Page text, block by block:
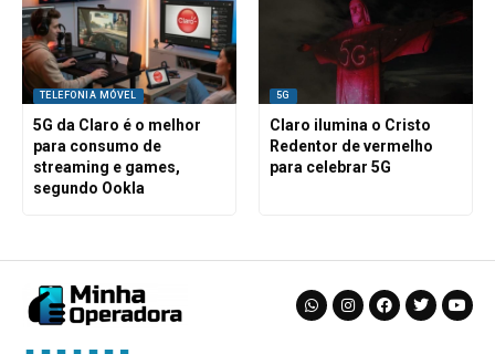
TELEFONIA MÓVEL
5G da Claro é o melhor
para consumo de
streaming e games,
segundo Ookla
5G
Claro ilumina o Cristo
Redentor de vermelho
para celebrar 5G